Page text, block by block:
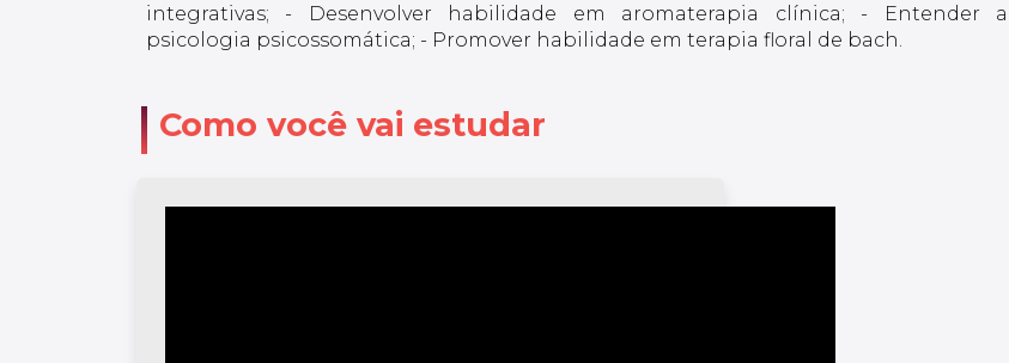
integrativas; - Desenvolver habilidade em aromaterapia clínica; - Entender a
psicologia psicossomática; - Promover habilidade em terapia floral de bach.
Como você vai estudar